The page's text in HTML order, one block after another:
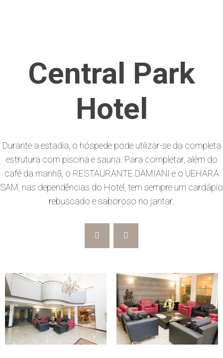
Central Park
Hotel
Durante a estadia, o hóspede pode utilizar-se da completa
estrutura com piscina e sauna. Para completar, além do
café da manhã, o RESTAURANTE DAMIANI e o UEHARA
SAM, nas dependências do Hotel, tem sempre um cardápio
rebuscado e saboroso no jantar.